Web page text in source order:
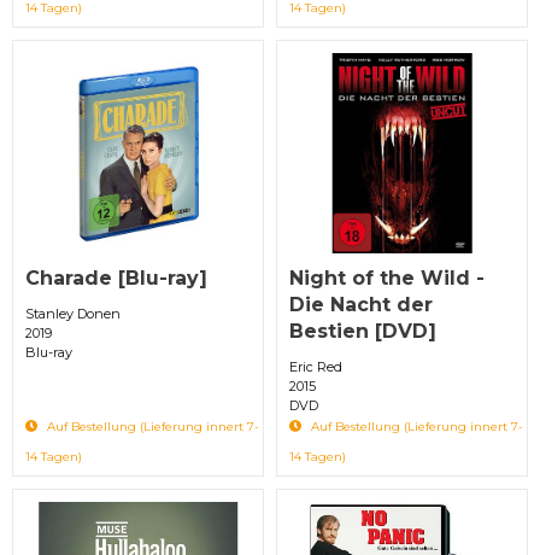
14 Tagen)
14 Tagen)
Charade [Blu-ray]
Stanley Donen
2019
Blu-ray
Auf Bestellung (Lieferung innert 7-
14 Tagen)
Night of the Wild -
Die Nacht der
Bestien [DVD]
Eric Red
2015
DVD
Auf Bestellung (Lieferung innert 7-
14 Tagen)